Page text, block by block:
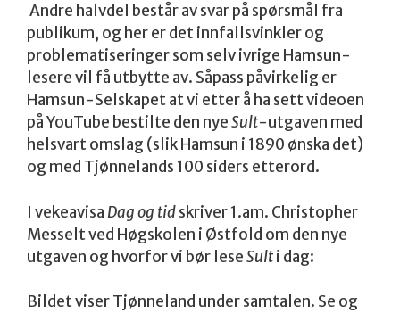
Andre halvdel består av svar på spørsmål fra
publikum, og her er det innfallsvinkler og
problematiseringer som selv ivrige Hamsun-
lesere vil få utbytte av. Såpass påvirkelig er
Hamsun-Selskapet at vi etter å ha sett videoen
på YouTube bestilte den nyeSult-utgaven med
helsvart omslag (slik Hamsun i 1890 ønska det)
og med Tjønnelands 100 siders etterord.
I vekeavisa Dag og tidskriver 1.am. Christopher
Messelt ved Høgskolen i Østfold om den nye
utgaven og hvorfor vi bør leseSulti dag:
Bildet viser Tjønneland under samtalen. Se og